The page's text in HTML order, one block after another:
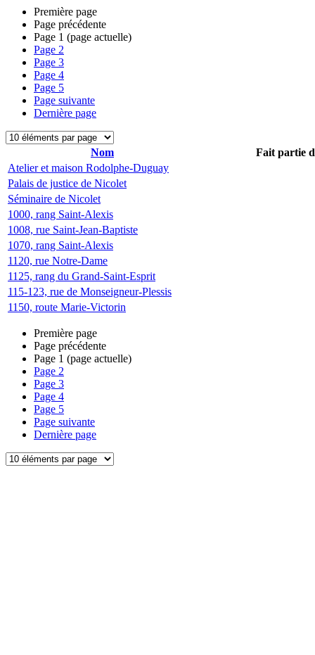
Première page
Page précédente
Page 1 (page actuelle)
Page 2
Page 3
Page 4
Page 5
Page suivante
Dernière page
Nom
Fait partie
Atelier et maison Rodolphe-Duguay
Palais de justice de Nicolet
Séminaire de Nicolet
1000, rang Saint-Alexis
1008, rue Saint-Jean-Baptiste
1070, rang Saint-Alexis
1120, rue Notre-Dame
1125, rang du Grand-Saint-Esprit
115-123, rue de Monseigneur-Plessis
1150, route Marie-Victorin
Première page
Page précédente
Page 1 (page actuelle)
Page 2
Page 3
Page 4
Page 5
Page suivante
Dernière page